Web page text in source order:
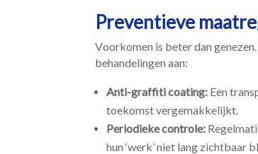
Preventieve
Voorkomen is beter dan
behandelingen aan:
Anti-graffiti coating: Een
toekomst vergemakkelijkt.​
Periodieke controle:
hun ‘werk’ niet lang zichtbaar